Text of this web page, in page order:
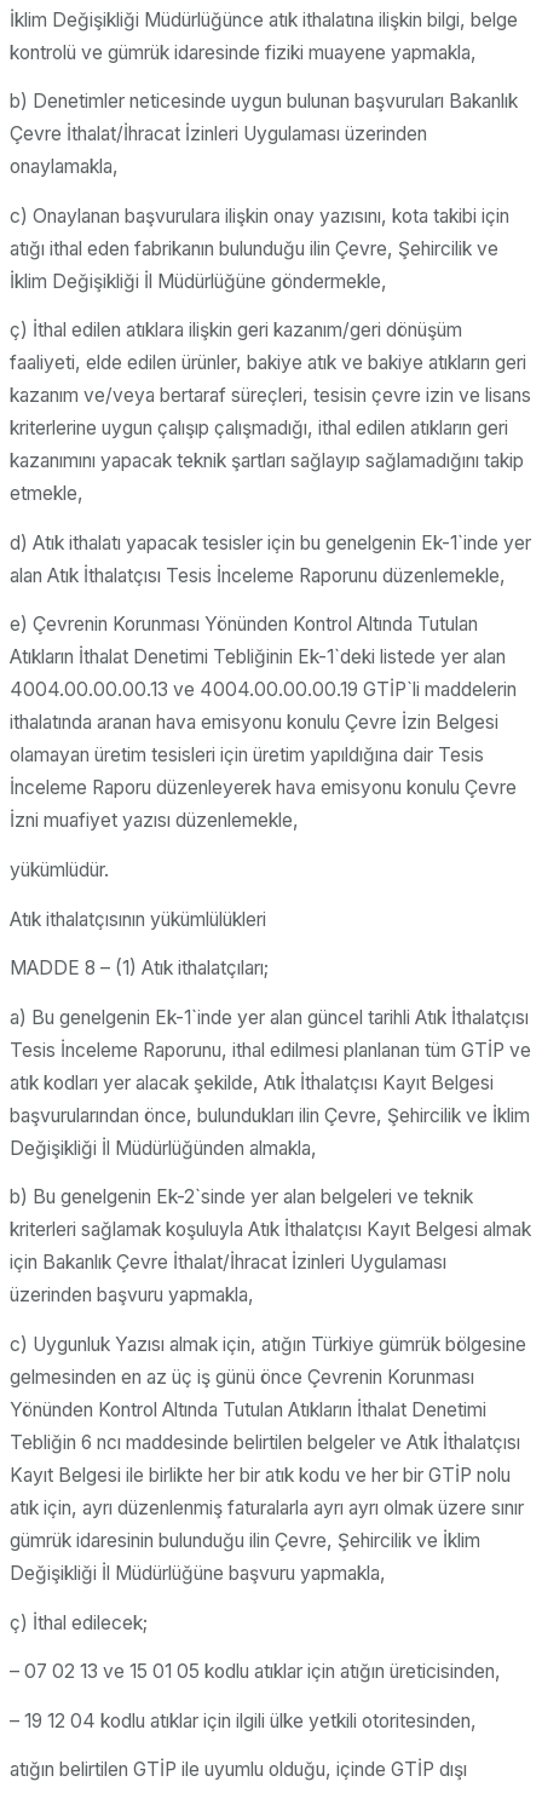
İklim Değişikliği Müdürlüğünce atık ithalatına ilişkin bilgi, belge
kontrolü ve gümrük idaresinde fiziki muayene yapmakla,
b) Denetimler neticesinde uygun bulunan başvuruları Bakanlık
Çevre İthalat/İhracat İzinleri Uygulaması üzerinden
onaylamakla,
c) Onaylanan başvurulara ilişkin onay yazısını, kota takibi için
atığı ithal eden fabrikanın bulunduğu ilin Çevre, Şehircilik ve
İklim Değişikliği İl Müdürlüğüne göndermekle,
ç) İthal edilen atıklara ilişkin geri kazanım/geri dönüşüm
faaliyeti, elde edilen ürünler, bakiye atık ve bakiye atıkların geri
kazanım ve/veya bertaraf süreçleri, tesisin çevre izin ve lisans
kriterlerine uygun çalışıp çalışmadığı, ithal edilen atıkların geri
kazanımını yapacak teknik şartları sağlayıp sağlamadığını takip
etmekle,
d) Atık ithalatı yapacak tesisler için bu genelgenin Ek-1`inde yer
alan Atık İthalatçısı Tesis İnceleme Raporunu düzenlemekle,
e) Çevrenin Korunması Yönünden Kontrol Altında Tutulan
Atıkların İthalat Denetimi Tebliğinin Ek-1`deki listede yer alan
4004.00.00.00.13 ve 4004.00.00.00.19 GTİP`li maddelerin
ithalatında aranan hava emisyonu konulu Çevre İzin Belgesi
olamayan üretim tesisleri için üretim yapıldığına dair Tesis
İnceleme Raporu düzenleyerek hava emisyonu konulu Çevre
İzni muafiyet yazısı düzenlemekle,
yükümlüdür.
Atık ithalatçısının yükümlülükleri
MADDE 8 – (1) Atık ithalatçıları;
a) Bu genelgenin Ek-1`inde yer alan güncel tarihli Atık İthalatçısı
Tesis İnceleme Raporunu, ithal edilmesi planlanan tüm GTİP ve
atık kodları yer alacak şekilde, Atık İthalatçısı Kayıt Belgesi
başvurularından önce, bulundukları ilin Çevre, Şehircilik ve İklim
Değişikliği İl Müdürlüğünden almakla,
b) Bu genelgenin Ek-2`sinde yer alan belgeleri ve teknik
kriterleri sağlamak koşuluyla Atık İthalatçısı Kayıt Belgesi almak
için Bakanlık Çevre İthalat/İhracat İzinleri Uygulaması
üzerinden başvuru yapmakla,
c) Uygunluk Yazısı almak için, atığın Türkiye gümrük bölgesine
gelmesinden en az üç iş günü önce Çevrenin Korunması
Yönünden Kontrol Altında Tutulan Atıkların İthalat Denetimi
Tebliğin 6 ncı maddesinde belirtilen belgeler ve Atık İthalatçısı
Kayıt Belgesi ile birlikte her bir atık kodu ve her bir GTİP nolu
atık için, ayrı düzenlenmiş faturalarla ayrı ayrı olmak üzere sınır
gümrük idaresinin bulunduğu ilin Çevre, Şehircilik ve İklim
Değişikliği İl Müdürlüğüne başvuru yapmakla,
ç) İthal edilecek;
– 07 02 13 ve 15 01 05 kodlu atıklar için atığın üreticisinden,
– 19 12 04 kodlu atıklar için ilgili ülke yetkili otoritesinden,
atığın belirtilen GTİP ile uyumlu olduğu, içinde GTİP dışı